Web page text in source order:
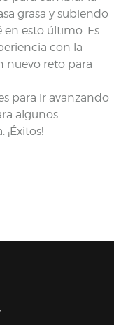
grasa y subiendo
esto último. Es
con la
nuevo reto para
para ir avanzando
algunos